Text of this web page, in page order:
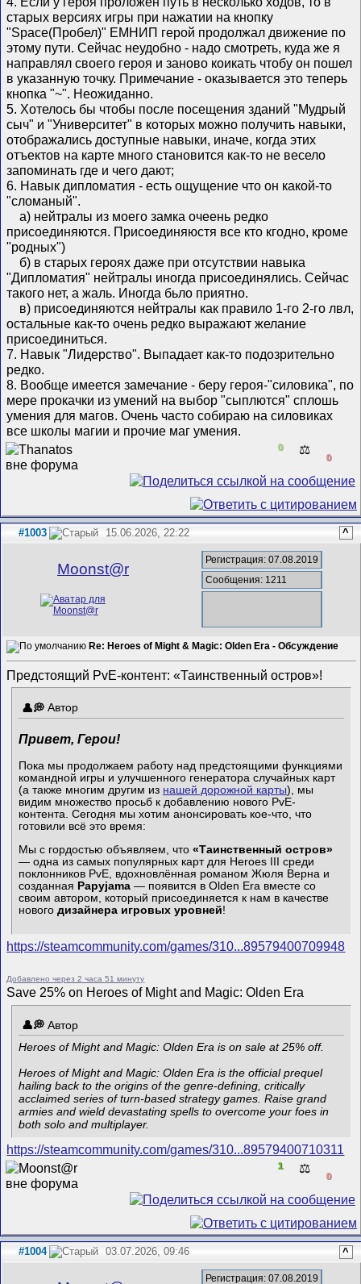
старых версиях игры при нажатии на кнопку
"Space(Пробел)" ЕМНИП герой продолжал движение по
этому пути. Сейчас неудобно - надо смотреть, куда же я
направлял своего героя и заново коикать чтобу он пошел
в указанную точку. Примечание - оказывается это теперь
кнопка "~". Неожиданно.
5. Хотелось бы чтобы после посещения зданий "Мудрый
сыч" и "Университет" в которых можно получить навыки,
отображались доступные навыки, иначе, когда этих
отъектов на карте много становится как-то не весело
запоминать где и чего дают;
6. Навык дипломатия - есть ощущение что он какой-то
"сломаный".
а) нейтралы из моего замка очеень редко
присоединяются. Присоединяюстя все кто кгодно, кроме
"родных")
б) в старых героях даже при отсутствии навыка
"Дипломатия" нейтралы иногда присоединялись. Сейчас
такого нет, а жаль. Иногда бьло приятно.
в) присоединяются нейтралы как правило 1-го 2-го лвл,
остальные как-то очень редко выражают желание
присоединиться.
7. Навык "Лидерство". Выпадает как-то подозрительно
редко.
8. Вообще имеется замечание - беру героя-"силовика", по
мере прокачки из умений на выбор "сыплются" сплошь
умения для магов. Очень часто собираю на силовиках
все школы магии и прочие маг умения.
0 ⚖️
0
#1003 15.06.2026, 22:22 ^
Mооnst@r
Регистрация: 07.08.2019
Сообщения: 1211
Re: Heroes of Might & Magic: Olden Era - Обсуждение
Предстоящий PvE-контент: «Таинственный остров»!
Автор
Привет, Герои!
Пока мы продолжаем работу над предстоящими функциями
командной игры и улучшенного генератора случайных карт
(а также многим другим из нашей дорожной карты), мы
видим множество просьб к добавлению нового PvE-
контента. Сегодня мы хотим анонсировать кое-что, что
готовили всё это время:
Мы с гордостью объявляем, что«Таинственный остров»
— одна из самых популярных карт для Heroes III среди
поклонников PvE, вдохновлённая романом Жюля Верна и
созданная Papyjama — появится в Olden Era вместе со
своим автором, который присоединяется к нам в качестве
новогодизайнера игровых уровней!
https://steamcommunity.com/games/310...89579400709948
Добавлено через 2 часа 51 минуту
Save 25% on Heroes of Might and Magic: Olden Era
Автор
Heroes of Might and Magic: Olden Era is on sale at 25% off.
Heroes of Might and Magic: Olden Era is the official prequel
hailing back to the origins of the genre-defining, critically
acclaimed series of turn-based strategy games. Raise grand
armies and wield devastating spells to overcome your foes in
both solo and multiplayer.
https://steamcommunity.com/games/310...89579400710311
1 ⚖️
0
#1004 03.07.2026, 09:46 ^
Регистрация: 07.08.2019